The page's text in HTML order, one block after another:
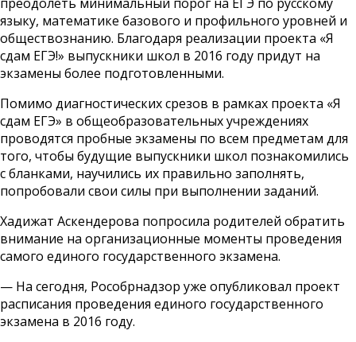
языку, математике базового и профильного уровней и
обществознанию. Благодаря реализации проекта «Я
сдам ЕГЭ!» выпускники школ в 2016 году придут на
экзамены более подготовленными.
Помимо диагностических срезов в рамках проекта «Я
сдам ЕГЭ» в общеобразовательных учреждениях
проводятся пробные экзамены по всем предметам для
того, чтобы будущие выпускники школ познакомились
с бланками, научились их правильно заполнять,
попробовали свои силы при выполнении заданий.
Хадижат Аскендерова попросила родителей обратить
внимание на организационные моменты проведения
самого единого государственного экзамена.
— На сегодня, Рособрнадзор уже опубликовал проект
расписания проведения единого государственного
экзамена в 2016 году.